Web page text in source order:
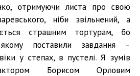
отримуючи листа про свою
ніби звільнений, а
страшним тортурам, бо
поставили завдання –
у степах, в пустелі. Я зумів
Борисом Орловим